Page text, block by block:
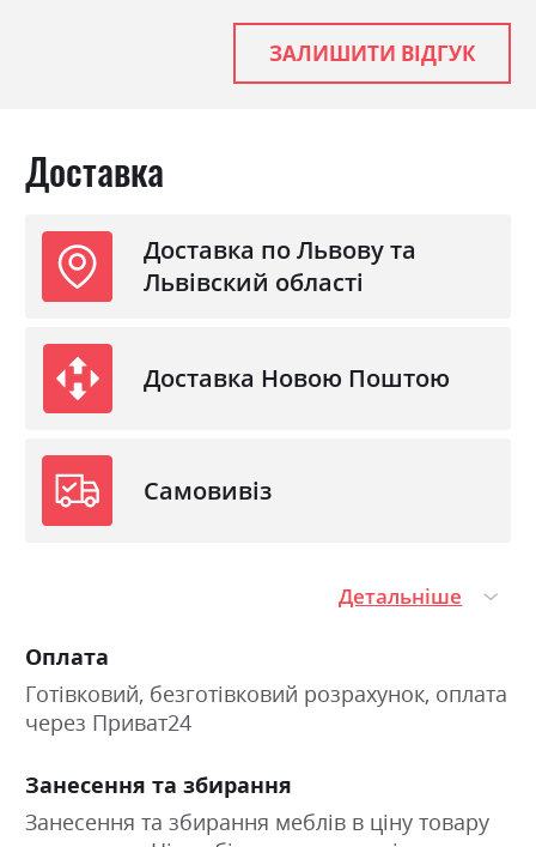
ЗАЛИШИТИ ВІДГУК
Доставка
Доставка по Львову та
Львівский області
Доставка Новою Поштою
Самовивіз
Детальніше
Оплата
Готівковий, безготівковий розрахунок, оплата
через Приват24
Занесення та збирання
Занесення та збирання меблів в ціну товару